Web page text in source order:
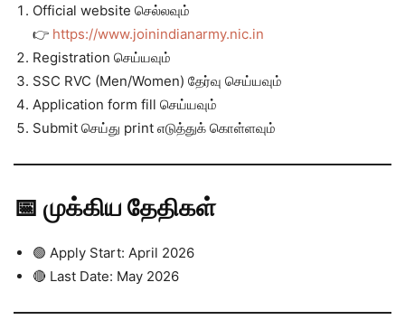
Official website செல்லவும்
👉 https://www.joinindianarmy.nic.in
Registration செய்யவும்
SSC RVC (Men/Women) தேர்வு செய்யவும்
Application form fill செய்யவும்
Submit செய்து print எடுத்துக் கொள்ளவும்
📅 முக்கிய தேதிகள்
🟢 Apply Start: April 2026
🔴 Last Date: May 2026